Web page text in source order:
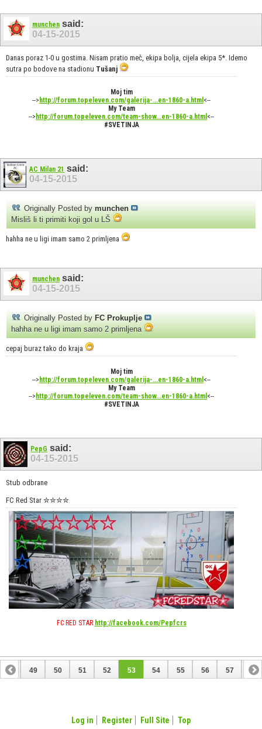
munchen said:
04-15-2015
Danas poraz 1-0 u gostima. Nisam pratio meč, ekipa bolja, cijela ekipa 5*. Idemo
sutra po bodove na stadionu Tušanj
Moj tim
--> http://forum.topeleven.com/galerija-...en-1860-a.html <--
My Team
--> http://forum.topeleven.com/team-show...en-1860-a.html <--
#SVETINJA
AC Milan 21 said:
04-15-2015
Originally Posted by munchen
Misliš li ti primiti koji gol u LŠ
hahha ne u ligi imam samo 2 primljena
munchen said:
04-15-2015
Originally Posted by FC Prokuplje
hahha ne u ligi imam samo 2 primljena
cepaj buraz tako do kraja
Moj tim
--> http://forum.topeleven.com/galerija-...en-1860-a.html <--
My Team
--> http://forum.topeleven.com/team-show...en-1860-a.html <--
#SVETINJA
PepG said:
04-15-2015
Stub odbrane
FC Red Star ✮✮✮✮
FC RED STAR http://facebook.com/Pepfcrs
48 49 50 51 52 53 54 55 56 57 58
Log in Register Full Site Top